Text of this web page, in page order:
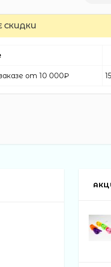
СКИДКИ
от 10 000₽ 15